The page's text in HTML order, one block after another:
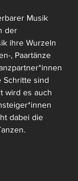
Musik
der
ihre Wurzeln
, Paartänze
Schritte sind
wird es auch
dabei die